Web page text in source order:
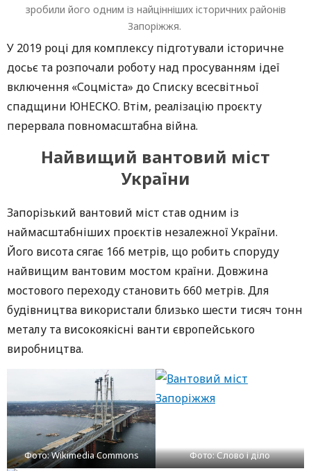
зробили його одним із найцінніших історичних районів
Запоріжжя.
У 2019 році для комплексу підготували історичне
досьє та розпочали роботу над просуванням ідеї
включення «Соцміста» до Списку всесвітньої
спадщини ЮНЕСКО. Втім, реалізацію проєкту
перервала повномасштабна війна.
Найвищий вантовий міст
України
Запорізький вантовий міст став одним із
наймасштабніших проєктів незалежної України.
Його висота сягає 166 метрів, що робить споруду
найвищим вантовим мостом країни. Довжина
мостового переходу становить 660 метрів. Для
будівництва використали близько шести тисяч тонн
металу та високоякісні ванти європейського
виробництва.
Фото: Wikimedia Commons Фото: Слово і діло